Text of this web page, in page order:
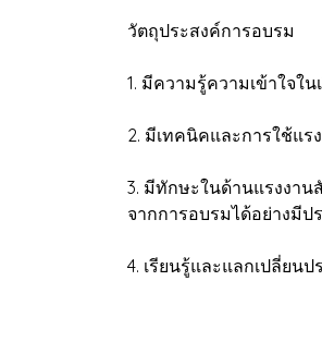
วัตถุประสงค์การอบรม
1. มีความรู้ความเข้าใจใ
2. มีเทคนิคและการใช้แ
3. มีทักษะในด้านแรงงา
จากการอบรมได้อย่างมีป
4. เรียนรู้และแลกเปลี่ยน